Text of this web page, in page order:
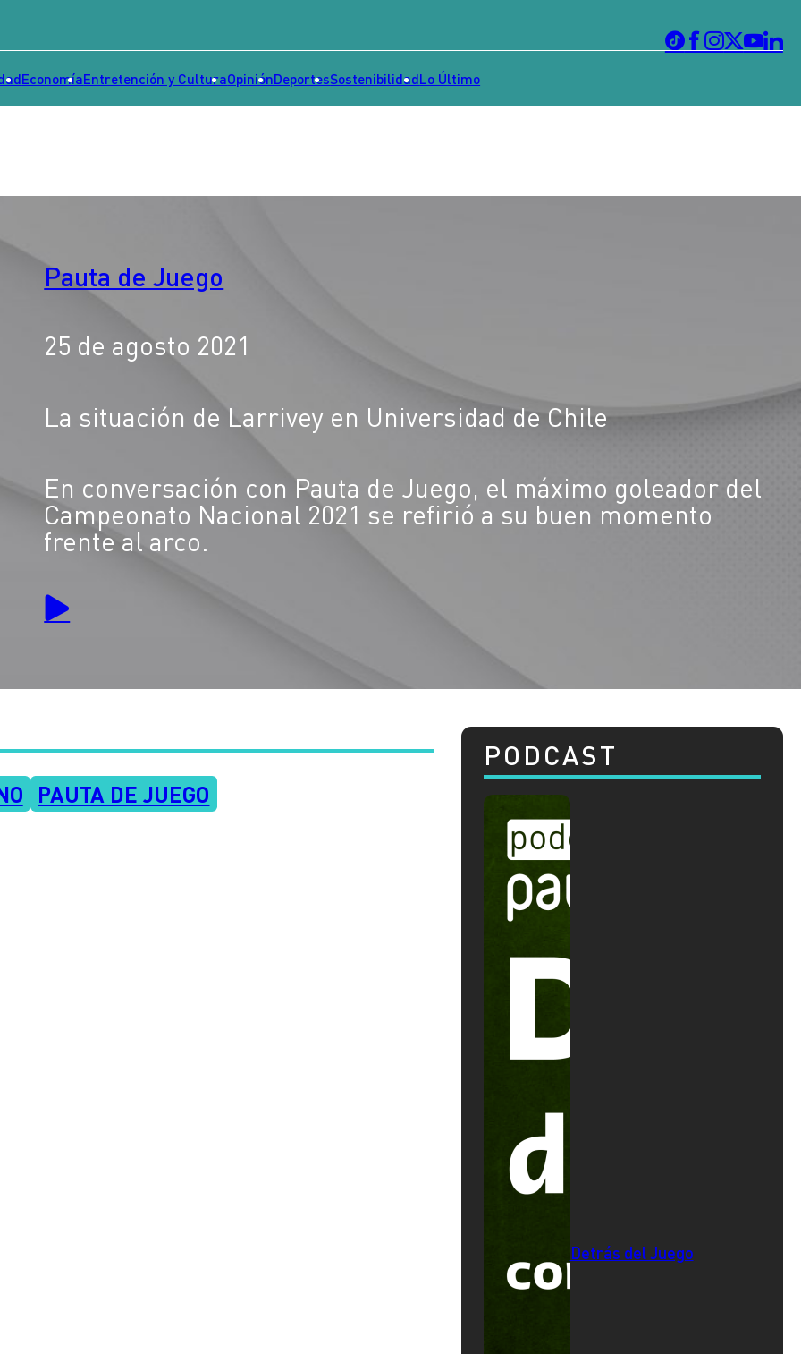
EconomíaEntretención y CulturaOpiniónDeportesSostenibilidadLo Último
Pauta de Juego
25 de agosto 2021
La situación de Larrivey en Universidad de Chile
En conversación con Pauta de Juego, el máximo goleador del
Campeonato Nacional 2021 se refirió a su buen momento
frente al arco.
PAUTA DE JUEGO
PODCAST
Detrás del Juego